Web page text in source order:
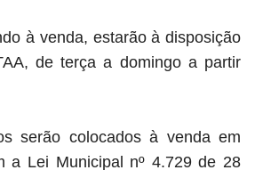
à venda, estarão à disposição
de terça a domingo a partir
serão colocados à venda em
a Lei Municipal nº 4.729 de 28